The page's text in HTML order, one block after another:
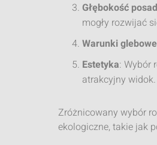
Głębokość
mogły rozwijać
Warunki glebowe
Estetyka: Wybór
atrakcyjny widok.
Zróżnicowany wybór
ekologiczne, takie jak